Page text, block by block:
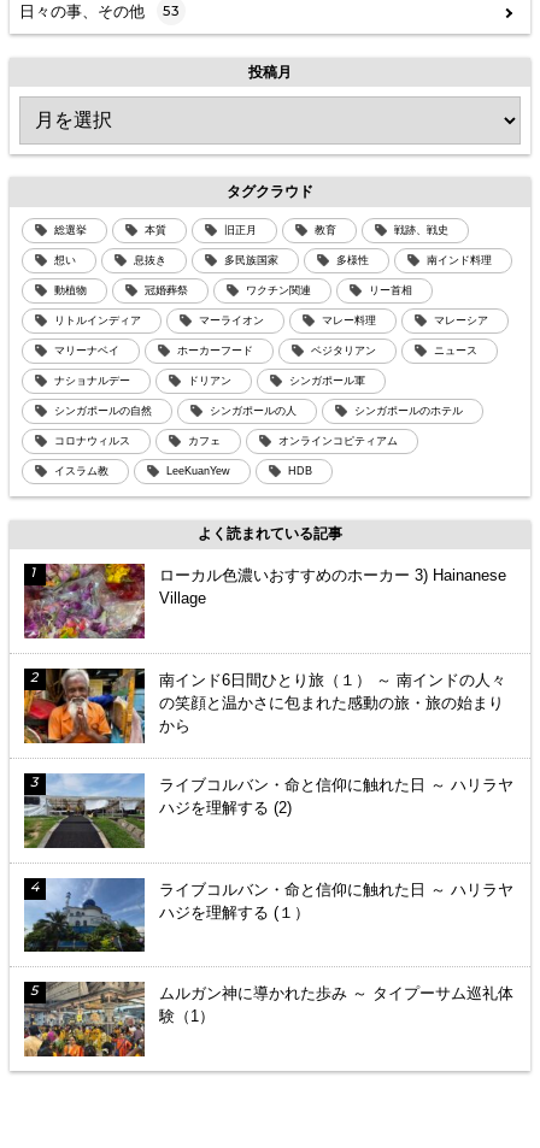
日々の事、その他 53
投稿月
タグクラウド
総選挙 本質 旧正月 教育 戦跡、戦史
想い 息抜き 多民族国家 多様性 南インド料理
動植物 冠婚葬祭 ワクチン関連 リー首相
リトルインディア マーライオン マレー料理 マレーシア
マリーナベイ ホーカーフード ベジタリアン ニュース
ナショナルデー ドリアン シンガポール軍
シンガポールの自然 シンガポールの人 シンガポールのホテル
コロナウィルス カフェ オンラインコピティアム
イスラム教 LeeKuanYew HDB
よく読まれている記事
ローカル色濃いおすすめのホーカー 3) Hainanese
Village
南インド6日間ひとり旅（１） ～ 南インドの人々
の笑顔と温かさに包まれた感動の旅・旅の始まり
から
ライブコルバン・命と信仰に触れた日 ～ ハリラヤ
ハジを理解する (2)
ライブコルバン・命と信仰に触れた日 ～ ハリラヤ
ハジを理解する (１）
ムルガン神に導かれた歩み ～ タイプーサム巡礼体
験（1）